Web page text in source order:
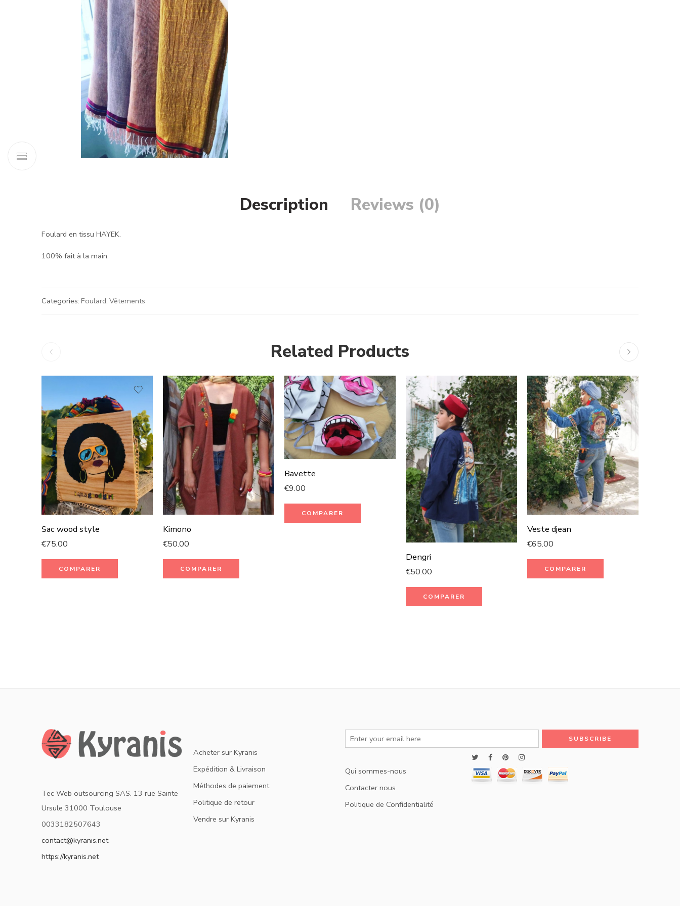
Description Reviews (0)
Foulard en tissu HAYEK.
100% fait à la main.
Categories: Foulard, Vêtements
Related Products
Sac wood style
€75.00
COMPARER
Kimono
€50.00
COMPARER
Bavette
€9.00
COMPARER
Dengri
€50.00
COMPARER
Veste djean
€65.00
COMPARER
Tec Web outsourcing SAS. 13 rue Sainte
Ursule 31000 Toulouse
0033182507643
contact@kyranis.net
https://kyranis.net
Acheter sur Kyranis
Expédition & Livraison
Méthodes de paiement
Politique de retour
Vendre sur Kyranis
Qui sommes-nous
Contacter nous
Politique de Confidentialité